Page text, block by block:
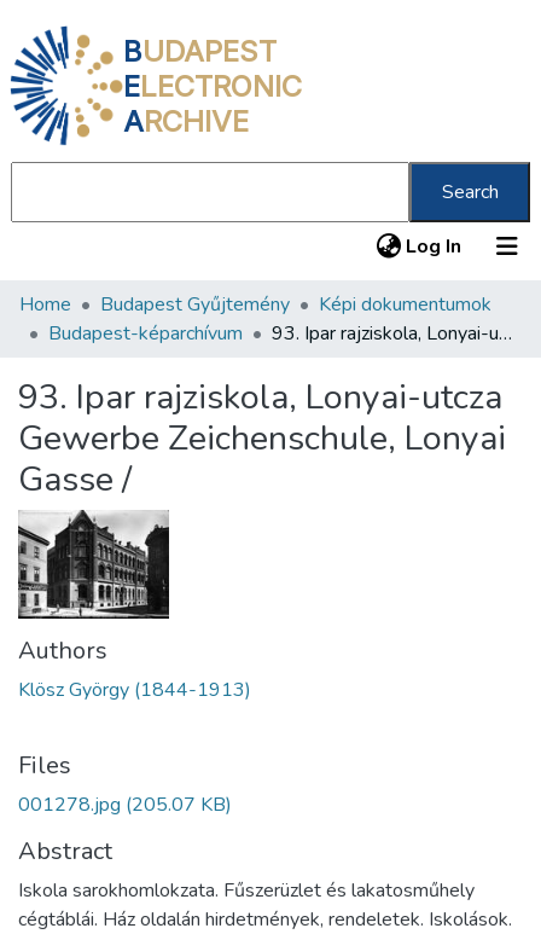
BUDAPEST
ELECTRONIC
ARCHIVE
Search
Log In (current)
Communities & Collections
Statistics
About us
Home Budapest Gyűjtemény
Képi dokumentumok
Budapest-képarchívum
93. Ipar rajziskola, Lonyai-utcza Gewerbe Zeichenschule, Lonyai Gasse /
93. Ipar rajziskola, Lonyai-utcza
Gewerbe Zeichenschule, Lonyai
Gasse /
Authors
Klösz György (1844-1913)
Files
001278.jpg (205.07 KB)
Abstract
Iskola sarokhomlokzata. Fűszerüzlet és lakatosműhely
cégtáblái. Ház oldalán hirdetmények, rendeletek. Iskolások.